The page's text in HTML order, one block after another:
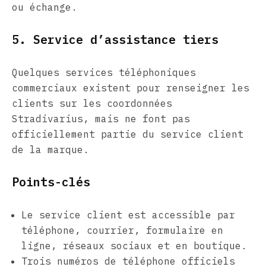
ou échange.
5. Service d’assistance tiers
Quelques services téléphoniques
commerciaux existent pour renseigner les
clients sur les coordonnées
Stradivarius, mais ne font pas
officiellement partie du service client
de la marque.
Points-clés
Le service client est accessible par
téléphone, courrier, formulaire en
ligne, réseaux sociaux et en boutique.
Trois numéros de téléphone officiels